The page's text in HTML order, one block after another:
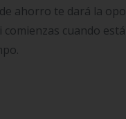
ahorro te dará la
cuando